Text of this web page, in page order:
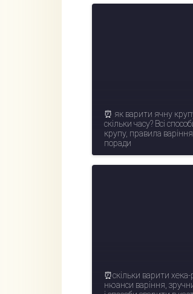
⏰ як варити ячну
скільки часу? Всі
крупу, правила варіння
поради
⏰скільки варити хека-
нюанси варіння,